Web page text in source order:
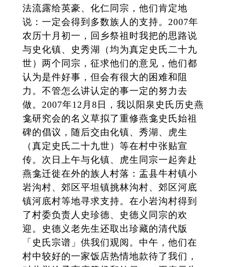
法流露给英豪、化仁同宗，他们肯定地
说：一定会得到多数族人的支持。2007年
农历十月初一，回乡祭祖时我把的思路说
与史化镇、史秀湖（均为真定史氏二十九
世）两个同宗，征求他们的意见，他们都
认为是件好事，但会有很大的困难和阻
力。不管怎么讲认定的事一定的努力去
做。2007年12月8日，我以阳泉史氏历史燕
龛研究会的名义草拟了重修燕龛史氏始祖
碑的倡议，随后交由化镇、秀湖、虎生
（真定史氏二十九世）等在村中张贴宣
传。次日上午与化镇、虎生同宗一起奔赴
燕龛迁徙在外的族人村落：盂县牛村镇小
岩沟村、郊区平坦镇挑林沟村、郊区河底
镇河底村等地寻求支持。在小岩沟村得到
了村委负责人史珍德、史德义同宗的欢
迎。史德义老先生还取出珍藏的清代版
「史氏宗谱」供我们观阅。中午，他们在
村中较好的一家饭店热情地款待了我们，